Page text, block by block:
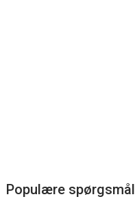
Populære spørgsmål